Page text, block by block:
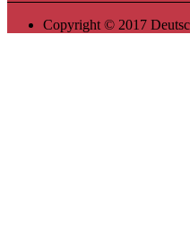
Copyright © 2017